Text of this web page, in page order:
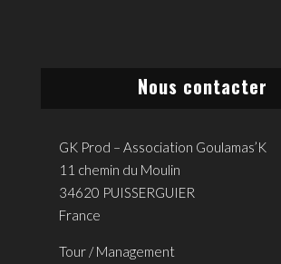
Nous contacter
GK Prod – Association Goulamas’K
11 chemin du Moulin
34620 PUISSERGUIER
France
Tour / Management